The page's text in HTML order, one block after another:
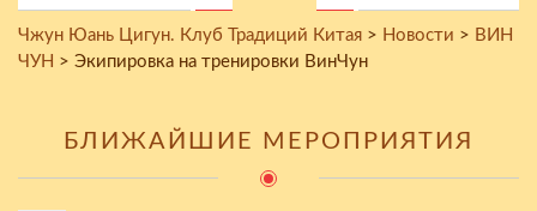
Чжун Юань Цигун. Клуб Традиций Китая > Новости > ВИН
ЧУН > Экипировка на тренировки ВинЧун
БЛИЖАЙШИЕ МЕРОПРИЯТИЯ